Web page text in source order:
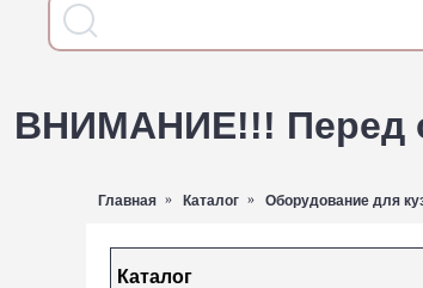
ВНИМАНИЕ!!! Перед
Главная Каталог Оборудование для
Каталог